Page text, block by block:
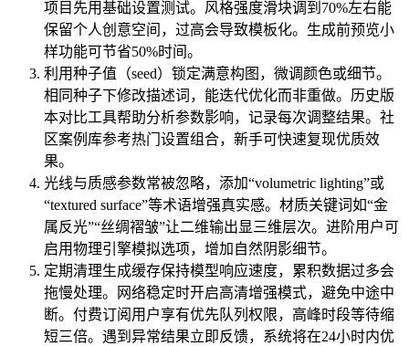
项目先用基础设置测试。风格强度滑块调到70%左右能
保留个人创意空间，过高会导致模板化。生成前预览小
样功能可节省50%时间。
利用种子值（seed）锁定满意构图，微调颜色或细节。
相同种子下修改描述词，能迭代优化而非重做。历史版
本对比工具帮助分析参数影响，记录每次调整结果。社
区案例库参考热门设置组合，新手可快速复现优质效
果。
光线与质感参数常被忽略，添加“volumetric lighting”或
“textured surface”等术语增强真实感。材质关键词如“金
属反光”“丝绸褶皱”让二维输出显三维层次。进阶用户可
启用物理引擎模拟选项，增加自然阴影细节。
定期清理生成缓存保持模型响应速度，累积数据过多会
拖慢处理。网络稳定时开启高清增强模式，避免中途中
断。付费订阅用户享有优先队列权限，高峰时段等待缩
短三倍。遇到异常结果立即反馈，系统将在24小时内优